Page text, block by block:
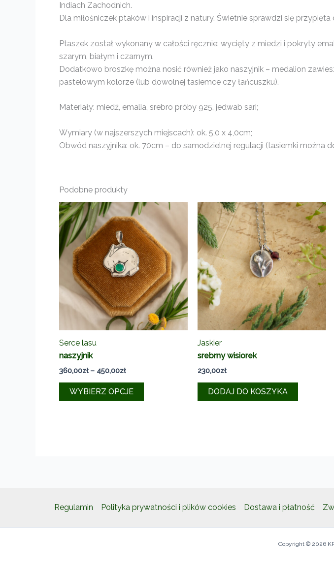
Indiach Zachodnich.
Dla miłośniczek ptaków i inspiracji z natury. Świetnie sprawdzi się
Ptaszek został wykonany w całości ręcznie: wycięty z miedzi i pokryty
szarym, białym i czarnym.
Dodatkowo broszkę można nosić również jako naszyjnik – medalion
pastelowym kolorze (lub dowolnej tasiemce czy łańcuszku).
Materiały: miedź, emalia, srebro próby 925, jedwab sari;
Wymiary (w najszerszych miejscach): ok. 5,0 x 4,0cm;
Obwód naszyjnika: ok. 70cm – do samodzielnej regulacji (tasiemki można
Podobne produkty
Serce lasu
naszyjnik
360,00zł – 450,00złZakres
od
360,00zł
WYBIERZ OPCJE
Ten
produktu
Jaskier
srebrny wisiorek
230,00zł
DODAJ DO KOSZYKA
Regulamin Polityka prywatności i plików cookies Dostawa i płatność
Copyright © 2026